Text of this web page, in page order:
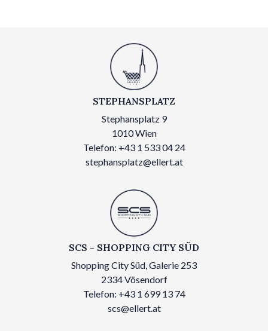
STEPHANSPLATZ
Stephansplatz 9
1010 Wien
Telefon: +43 1 533 04 24
stephansplatz@ellert.at
SCS - SHOPPING CITY SÜD
Shopping City Süd, Galerie 253
2334 Vösendorf
Telefon: +43 1 699 13 74
scs@ellert.at